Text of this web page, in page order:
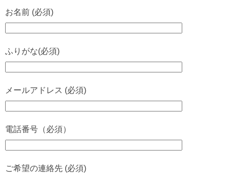
お名前 (必須)
ふりがな(必須)
メールアドレス (必須)
電話番号（必須）
ご希望の連絡先 (必須)